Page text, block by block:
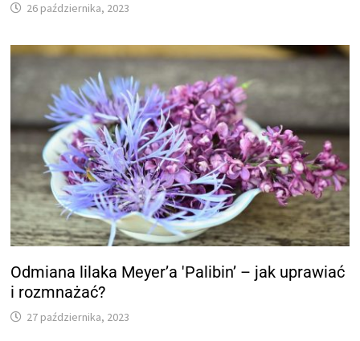
26 października, 2023
Odmiana lilaka Meyer’a 'Palibin’ – jak uprawiać
i rozmnażać?
27 października, 2023